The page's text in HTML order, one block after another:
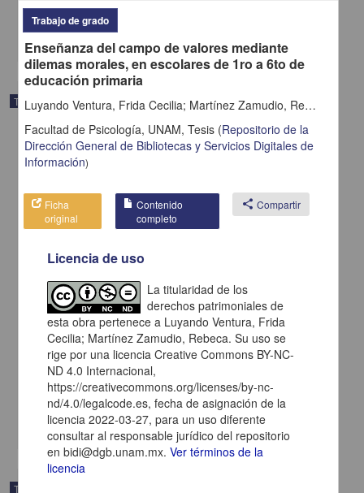
Ciencias Sociales y Económicas,Medicina y Ciencias de la Salud
Trabajo de grado
Intervención grupal cognitivo-conductual para mejorar el apoyo
social en tratamiento residencial por consumo de alcohol
Otero Toledo, Francisco Samuel
Ciencias Sociales y Económicas,Medicina y Ciencias de la Salud
Trabajo de grado
Trabajo de grado
Enseñanza del campo de valores mediante
dilemas morales, en escolares de 1ro a 6to de
educación primaria
Luyando Ventura, Frida Cecilia; Martínez Zamudio, Rebeca
Facultad de Psicología, UNAM, Tesis (Repositorio de la
Dirección General de Bibliotecas y Servicios Digitales de
Información)
Ficha
original
Contenido
completo
share Compartir
Licencia de uso
La titularidad de los
derechos patrimoniales de
esta obra pertenece a Luyando Ventura, Frida
Cecilia; Martínez Zamudio, Rebeca. Su uso se
rige por una licencia Creative Commons BY-NC-
ND 4.0 Internacional,
https://creativecommons.org/licenses/by-nc-
nd/4.0/legalcode.es, fecha de asignación de la
licencia 2022-03-27, para un uso diferente
consultar al responsable jurídico del repositorio
en bidi@dgb.unam.mx.Ver términos de la
licencia